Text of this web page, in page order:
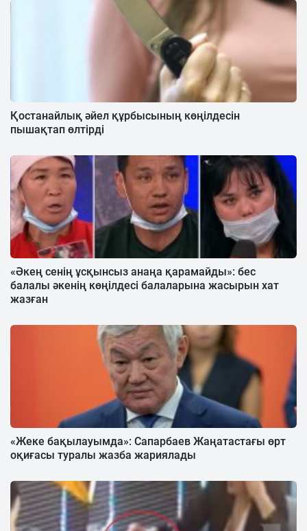
Қостанайлық әйел құрбысының көңілдесін
пышақтап өлтірді
«Әкең сенің ұсқынсыз анаңа қарамайды»: бес
балалы әкенің көңілдесі балаларына жасырын хат
жазған
«Жеке бақылауымда»: Сапарбаев Жаңатастағы өрт
оқиғасы туралы жазба жариялады